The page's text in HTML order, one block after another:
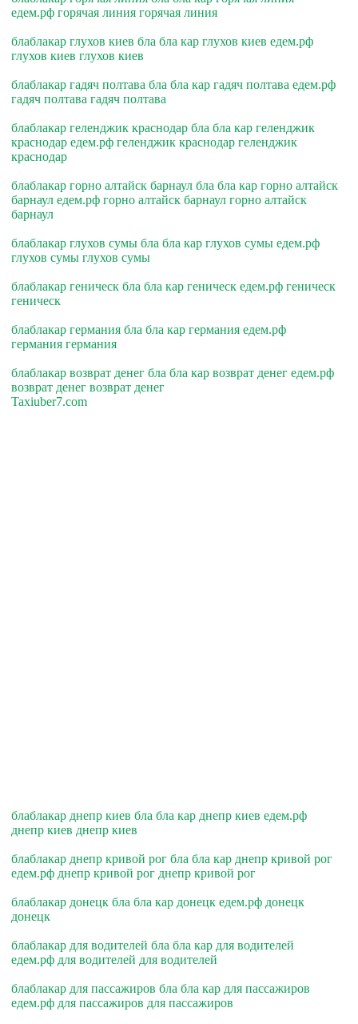
едем.рф горячая линия горячая линия
блаблакар глухов киев бла бла кар глухов киев едем.рф
глухов киев глухов киев
блаблакар гадяч полтава бла бла кар гадяч полтава едем.рф
гадяч полтава гадяч полтава
блаблакар геленджик краснодар бла бла кар геленджик
краснодар едем.рф геленджик краснодар геленджик
краснодар
блаблакар горно алтайск барнаул бла бла кар горно алтайск
барнаул едем.рф горно алтайск барнаул горно алтайск
барнаул
блаблакар глухов сумы бла бла кар глухов сумы едем.рф
глухов сумы глухов сумы
блаблакар геническ бла бла кар геническ едем.рф геническ
геническ
блаблакар германия бла бла кар германия едем.рф
германия германия
блаблакар возврат денег бла бла кар возврат денег едем.рф
возврат денег возврат денег
Taxiuber7.com
блаблакар днепр киев бла бла кар днепр киев едем.рф
днепр киев днепр киев
блаблакар днепр кривой рог бла бла кар днепр кривой рог
едем.рф днепр кривой рог днепр кривой рог
блаблакар донецк бла бла кар донецк едем.рф донецк
донецк
блаблакар для водителей бла бла кар для водителей
едем.рф для водителей для водителей
блаблакар для пассажиров бла бла кар для пассажиров
едем.рф для пассажиров для пассажиров